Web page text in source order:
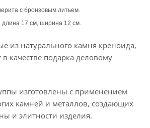
с бронзовым литьем.
длина 17 см, ширина 12 см.
из натурального камня креноида,
качестве подарка деловому
изготовлены с применением
камней и металлов, создающих
и элитности изделия.